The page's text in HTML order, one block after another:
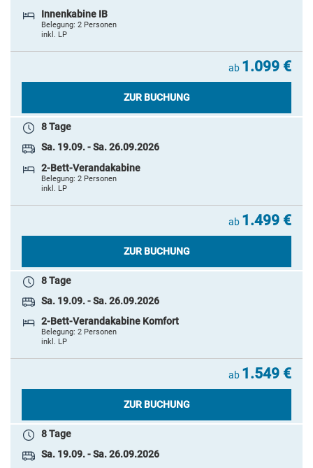
8 Tage
Innenkabine IB
Belegung: 2 Personen
inkl. LP
ab 1.099 €
ZUR BUCHUNG
8 Tage
Sa. 19.09. - Sa. 26.09.2026
2-Bett-Verandakabine
Belegung: 2 Personen
inkl. LP
ab 1.499 €
ZUR BUCHUNG
8 Tage
Sa. 19.09. - Sa. 26.09.2026
2-Bett-Verandakabine Komfort
Belegung: 2 Personen
inkl. LP
ab 1.549 €
ZUR BUCHUNG
8 Tage
Sa. 19.09. - Sa. 26.09.2026